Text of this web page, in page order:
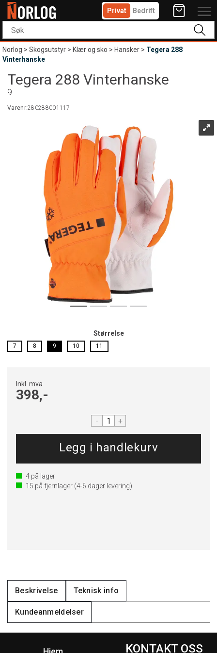
Privat Bedrift
Norlog>Skogsutstyr>Klær og sko>Hansker>Tegera 288
Vinterhanske
Tegera 288 Vinterhanske
9
Varenr:280288001117
Størrelse
7 8 9 10 11
Inkl. mva
398,-
- +
4 på lager
15 på fjernlager (4-6 dager levering)
Beskrivelse Teknisk info
Kundeanmeldelser
KONTAKT OSS